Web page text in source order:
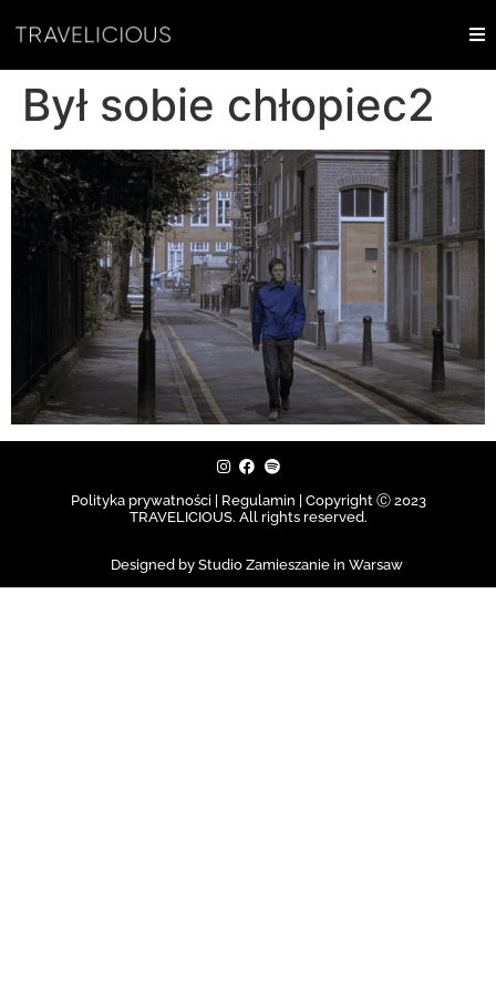
Był sobie chłopiec2
Polityka prywatności | Regulamin | Copyright Ⓒ 2023
TRAVELICIOUS. All rights reserved.
Designed by Studio Zamieszanie in Warsaw